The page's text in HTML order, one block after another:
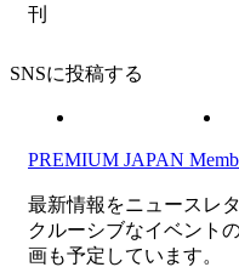
刊
SNSに投稿する
PREMIUM JAPAN
最新情報をニュースレ
クルーシブなイベント
画も予定しています。